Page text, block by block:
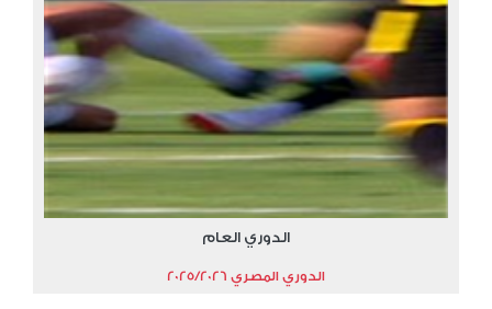
الدوري العام
الدوري المصري 2025/2026